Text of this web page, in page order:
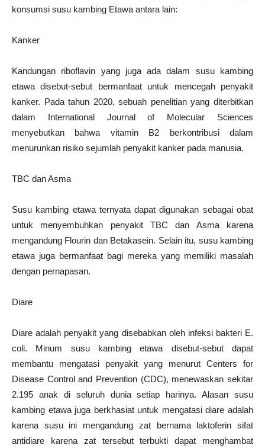
konsumsi susu kambing Etawa antara lain:
Kanker
Kandungan riboflavin yang juga ada dalam susu kambing
etawa disebut-sebut bermanfaat untuk mencegah penyakit
kanker. Pada tahun 2020, sebuah penelitian yang diterbitkan
dalam International Journal of Molecular Sciences
menyebutkan bahwa vitamin B2 berkontribusi dalam
menurunkan risiko sejumlah penyakit kanker pada manusia.
TBC dan Asma
Susu kambing etawa ternyata dapat digunakan sebagai obat
untuk menyembuhkan penyakit TBC dan Asma karena
mengandung Flourin dan Betakasein. Selain itu, susu kambing
etawa juga bermanfaat bagi mereka yang memiliki masalah
dengan pernapasan.
Diare
Diare adalah penyakit yang disebabkan oleh infeksi bakteri E.
coli. Minum susu kambing etawa disebut-sebut dapat
membantu mengatasi penyakit yang menurut Centers for
Disease Control and Prevention (CDC), menewaskan sekitar
2.195 anak di seluruh dunia setiap harinya. Alasan susu
kambing etawa juga berkhasiat untuk mengatasi diare adalah
karena susu ini mengandung zat bernama laktoferin sifat
antidiare karena zat tersebut terbukti dapat menghambat